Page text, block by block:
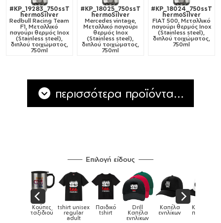
#KP_19283_750ssT
hermoSilver
Redbull Racing Team
F1, Μεταλλικό
παγούρι θερμός Inox
(Stainless steel),
διπλού τοιχώματος,
750ml
#KP_18025_750ssT
hermoSilver
Mercedes vintage,
Μεταλλικό παγούρι
θερμός Inox
(Stainless steel),
διπλού τοιχώματος,
750ml
#KP_18024_750ssT
hermoSilver
FIAT 500, Μεταλλικό
παγούρι θερμός Inox
(Stainless steel),
διπλού τοιχώματος,
750ml
περισσότερα προϊόντα...
Επιλογή είδους
Drill
Καπέλα
ενηλίκων
Καπέλα
ενηλίκων
Καπέλα
παιδικά Κούπες Κούπες
ειδικές